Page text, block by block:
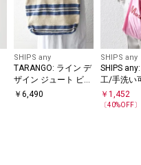
SHIPS any
TARANGO: ライン デ
ザイン ジュート ビッ
グ トート（A4対応）
￥ 6,490
SHIPS any
SHIPS
工/手洗い
ワンショ
バッグ
￥1,452
〔40%OFF〕